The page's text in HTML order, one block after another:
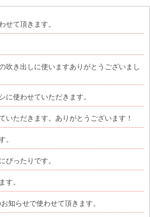
せて頂きます。
吹き出しに使いますありがとうございまし
に使わせていただきます。
いただきます。ありがとうございます！
。
ぴったりです。
す。
知らせで使わせて頂きます。